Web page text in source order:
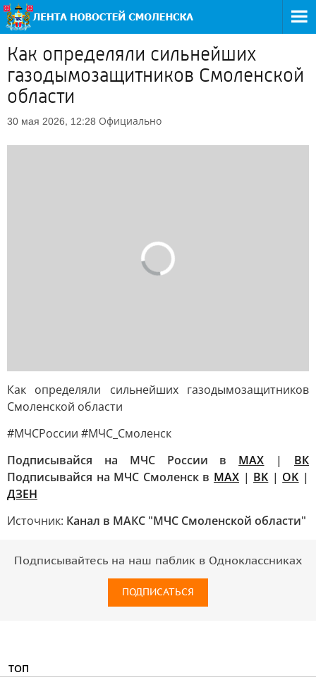
Как определяли сильнейших
газодымозащитников Смоленской
области
30 мая 2026, 12:28 Официально
Как определяли сильнейших газодымозащитников
Смоленской области
#МЧСРоссии #МЧС_Смоленск
Подписывайся на МЧС России в MAX | ВК
Подписывайся на МЧС Смоленск в MAX | BK | OK |
ДЗЕН
Источник: Канал в МАКС "МЧС Смоленской области"
Подписывайтесь на наш паблик в Одноклассниках
ПОДПИСАТЬСЯ
ТОП